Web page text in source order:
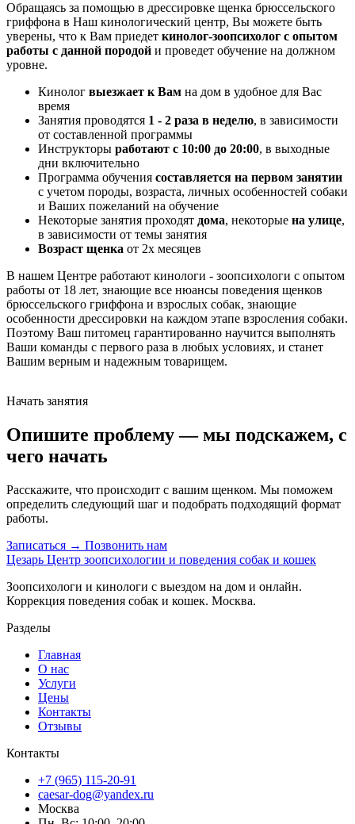
Обращаясь за помощью в дрессировке щенка брюссельского
гриффона в Наш кинологический центр, Вы можете быть
уверены, что к Вам приедет кинолог-зоопсихолог с опытом
работы с данной породой и проведет обучение на должном
уровне.
Кинолог выезжает к Вам на дом в удобное для Вас
время
Занятия проводятся 1 - 2 раза в неделю, в зависимости
от составленной программы
Инструкторы работают с 10:00 до 20:00, в выходные
дни включительно
Программа обучения составляется на первом занятии
с учетом породы, возраста, личных особенностей собаки
и Ваших пожеланий на обучение
Некоторые занятия проходят дома, некоторые на улице,
в зависимости от темы занятия
Возраст щенка от 2х месяцев
В нашем Центре работают кинологи - зоопсихологи с опытом
работы от 18 лет, знающие все нюансы поведения щенков
брюссельского гриффона и взрослых собак, знающие
особенности дрессировки на каждом этапе взросления собаки.
Поэтому Ваш питомец гарантированно научится выполнять
Ваши команды с первого раза в любых условиях, и станет
Вашим верным и надежным товарищем.
Начать занятия
Опишите проблему — мы подскажем, с
чего начать
Расскажите, что происходит с вашим щенком. Мы поможем
определить следующий шаг и подобрать подходящий формат
работы.
Записаться → Позвонить нам
Цезарь Центр зоопсихологии и поведения собак и кошек
Зоопсихологи и кинологи с выездом на дом и онлайн.
Коррекция поведения собак и кошек. Москва.
Разделы
Главная
О нас
Услуги
Цены
Контакты
Отзывы
Контакты
+7 (965) 115-20-91
caesar-dog@yandex.ru
Москва